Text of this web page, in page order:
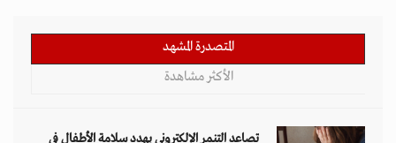
المتصدرة المشهد
الأكثر مشاهدة
تصاعد التنمر الإلكتروني يهدد سلامة الأطفال في